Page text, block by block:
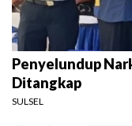
Penyelundup
Ditangkap
SULSEL